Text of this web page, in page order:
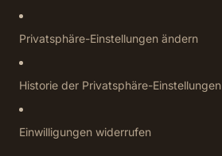
Privatsphäre-Einstellungen ändern
Historie der Privatsphäre-Einstellungen
Einwilligungen widerrufen